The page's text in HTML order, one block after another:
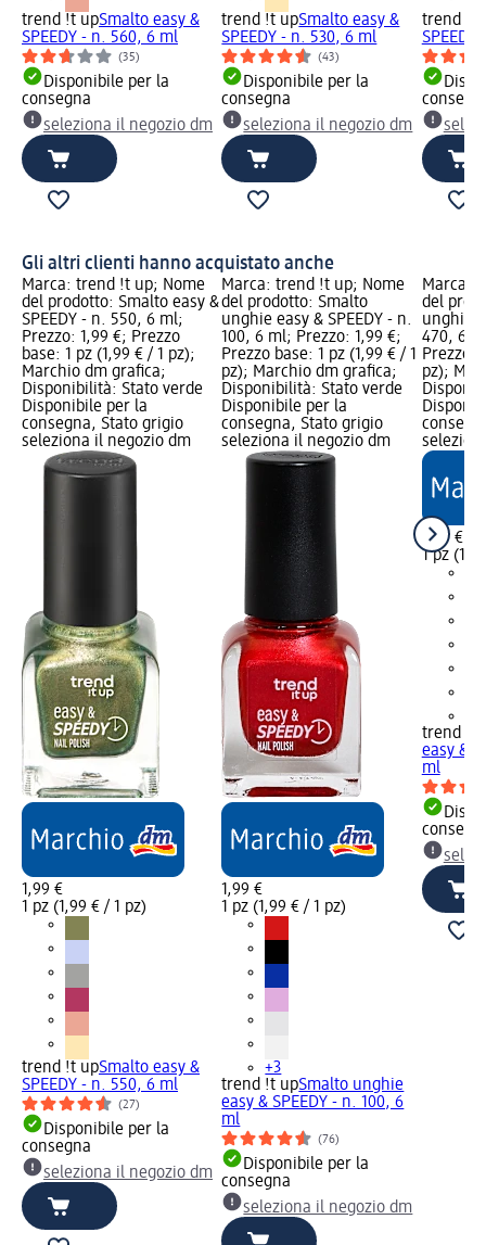
trend !t upSmalto easy &
SPEEDY - n. 560, 6 ml
(35)
Disponibile per la
consegna
seleziona il negozio dm
trend !t upSmalto easy &
SPEEDY - n. 530, 6 ml
(43)
Disponibile per la
consegna
seleziona il negozio dm
trend !t
Gli altri clienti hanno acquistato anche
Marca: trend !t up; Nome
del prodotto: Smalto easy &
SPEEDY - n. 550, 6 ml;
Prezzo: 1,99 €; Prezzo
base: 1 pz (1,99 € / 1 pz);
Marchio dm grafica;
Disponibilità: Stato verde
Disponibile per la
consegna, Stato grigio
seleziona il negozio dm
1,99 €
1 pz (1,99 € / 1 pz)
trend !t upSmalto easy &
SPEEDY - n. 550, 6 ml
(27)
Disponibile per la
consegna
seleziona il negozio dm
Marca: trend !t up; Nome
del prodotto: Smalto
unghie easy & SPEEDY - n.
100, 6 ml; Prezzo: 1,99 €;
Prezzo base: 1 pz (1,99 € / 1
pz); Marchio dm grafica;
Disponibilità: Stato verde
Disponibile per la
consegna, Stato grigio
seleziona il negozio dm
1,99 €
1 pz (1,99 € / 1 pz)
+3
trend !t upSmalto unghie
easy & SPEEDY - n. 100, 6
ml
(76)
Disponibile per la
consegna
seleziona il negozio dm
Marca:
del
unghie
470, 6
Prezzo
pz);
1,99 €
1 pz
trend !t
easy &
ml